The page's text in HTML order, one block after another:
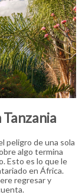
peligro de una sola
algo termina
Esto es lo que le
en África.
regresar y